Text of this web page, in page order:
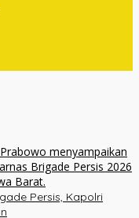
Persis, Kapolri